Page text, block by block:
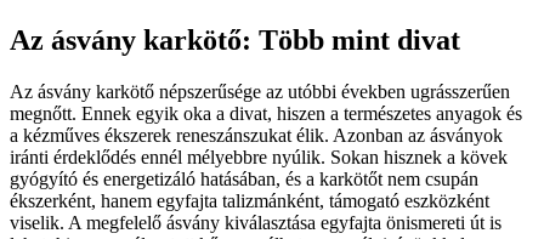
Az ásvány karkötő: Több mint divat
Az ásvány karkötő népszerűsége az utóbbi években ugrásszerűen
megnőtt. Ennek egyik oka a divat, hiszen a természetes anyagok és
a kézműves ékszerek reneszánszukat élik. Azonban az ásványok
iránti érdeklődés ennél mélyebbre nyúlik. Sokan hisznek a kövek
gyógyító és energetizáló hatásában, és a karkötőt nem csupán
ékszerként, hanem egyfajta talizmánként, támogató eszközként
viselik. A megfelelő ásvány kiválasztása egyfajta önismereti út is